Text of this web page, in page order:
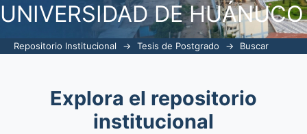
UNIVERSIDAD DE HUÁNUCO
Repositorio Institucional → Tesis de Postgrado → Buscar
Explora el repositorio
institucional